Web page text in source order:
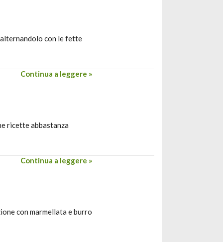
alternandolo con le fette
Continua a leggere »
ricette abbastanza
Continua a leggere »
con marmellata e burro